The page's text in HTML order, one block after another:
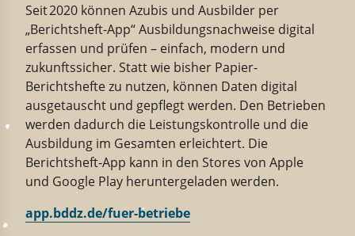
Seit2020 können Azubis und Ausbilder per
„Berichtsheft-​App“ Ausbil­dungs­nach­weise digital
erfassen und prüfen – einfach, modern und
zukunfts­sicher. Statt wie bisher Papier-​
Berichtshefte zu nutzen, können Daten digital
ausge­tauscht und gepflegtwerden. Den Betrieben
werden dadurch die Leistungs­kon­trolle und die
Ausbildung im Gesamten erleichtert. Die
Berichtsheft-​App kann in den Stores von Apple
und Google Play herun­ter­ge­laden werden.
app.bddz.de/fuer-betriebe